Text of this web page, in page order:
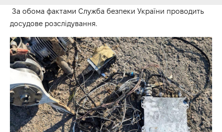
За обома фактами Служба безпеки України проводить
досудове розслідування.